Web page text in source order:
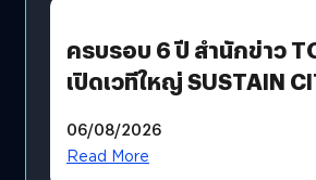
ครบรอบ 6 ปี สำนักข่าว
เปิดเวทีใหญ่ SUSTAIN
แนวทางปรับตัวสู่เศรษฐกิจ
06/08/2026
Read More